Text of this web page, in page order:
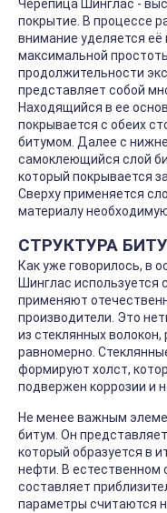
Черепица Шинглас -
покрытие. В процессе
внимание уделяется
максимальной
продолжительности
представляет собой
Находящийся в ее
покрывается с обеих
битумом. Далее с
самоклеющийся слой
который покрывается
Сверху применяется
материалу
СТРУКТУРА
Как уже говорилось, в
Шинглас используется
применяют
производители. Это
из стеклянных
равномерно.
формируют холст,
подвержен коррозии и
Не менее важным
битум. Он
который образуется в
нефти. В естественном
составляет
параметры считаются